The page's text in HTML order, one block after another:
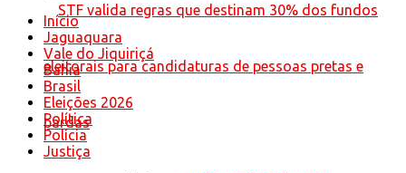
Início
Jaguaquara
Vale do Jiquiriçá
Bahia
Brasil
Eleições 2026
Política
Polícia
Justiça